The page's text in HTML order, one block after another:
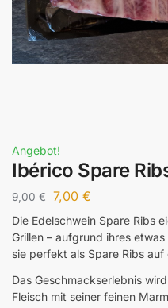
Angebot!
Ibérico Spare
9,00€ 7,00 €
Die Edelschwein Spare Ribs
Grillen – aufgrund ihres
sie perfekt als Spare Ribs auf
Das Geschmackserlebnis
Fleisch mit seiner feinen